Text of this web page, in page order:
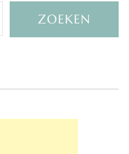
ZOEKEN